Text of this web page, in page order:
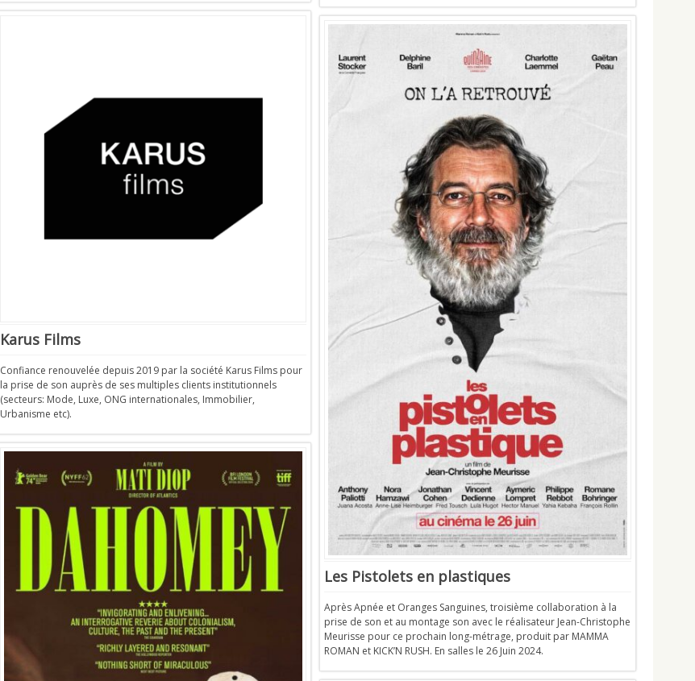
Karus Films
Confiance renouvelée depuis 2019 par la société Karus Films pour
la prise de son auprès de ses multiples clients institutionnels
(secteurs: Mode, Luxe, ONG internationales, Immobilier,
Urbanisme etc).
Les Pistolets en plastiques
Après Apnée et Oranges Sanguines, troisième collaboration à la
prise de son et au montage son avec le réalisateur Jean-Christophe
Meurisse pour ce prochain long-métrage, produit par MAMMA
ROMAN et KICK’N RUSH. En salles le 26 Juin 2024.